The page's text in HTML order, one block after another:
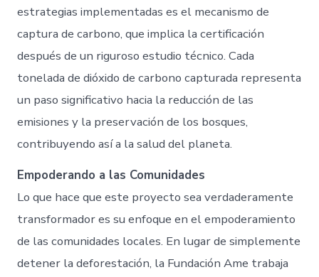
estrategias implementadas es el mecanismo de
captura de carbono, que implica la certificación
después de un riguroso estudio técnico. Cada
tonelada de dióxido de carbono capturada representa
un paso significativo hacia la reducción de las
emisiones y la preservación de los bosques,
contribuyendo así a la salud del planeta.
Empoderando a las Comunidades
Lo que hace que este proyecto sea verdaderamente
transformador es su enfoque en el empoderamiento
de las comunidades locales. En lugar de simplemente
detener la deforestación, la Fundación Ame trabaja